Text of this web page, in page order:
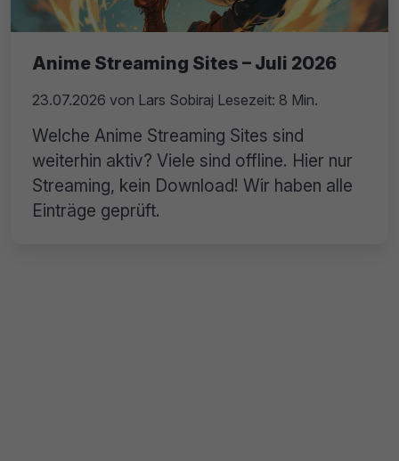
Anime Streaming Sites – Juli 2026
23.07.2026 von Lars Sobiraj Lesezeit: 8 Min.
Welche Anime Streaming Sites sind
weiterhin aktiv? Viele sind offline. Hier nur
Streaming, kein Download! Wir haben alle
Einträge geprüft.